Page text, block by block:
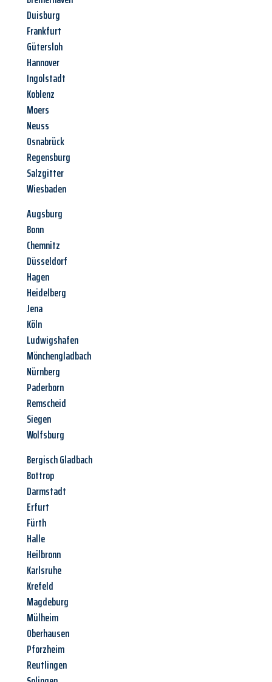
Duisburg
Frankfurt
Gütersloh
Hannover
Ingolstadt
Koblenz
Moers
Neuss
Osnabrück
Regensburg
Salzgitter
Wiesbaden
Augsburg
Bonn
Chemnitz
Düsseldorf
Hagen
Heidelberg
Jena
Köln
Ludwigshafen
Mönchengladbach
Nürnberg
Paderborn
Remscheid
Siegen
Wolfsburg
Bergisch Gladbach
Bottrop
Darmstadt
Erfurt
Fürth
Halle
Heilbronn
Karlsruhe
Krefeld
Magdeburg
Mülheim
Oberhausen
Pforzheim
Reutlingen